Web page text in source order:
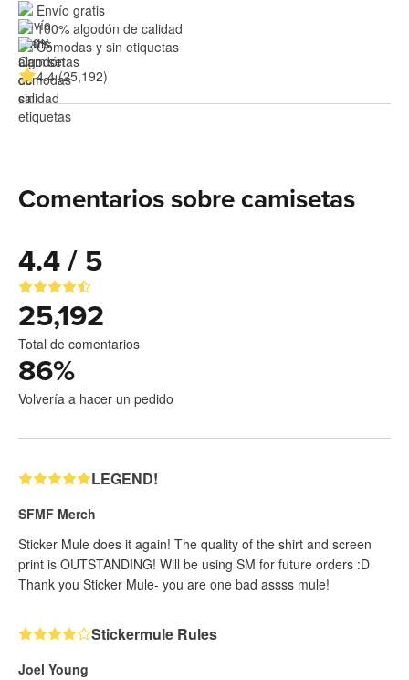
Envío gratis
100% algodón de calidad
Cómodas y sin etiquetas
4.4 (25,192)
Comentarios sobre camisetas
4.4 / 5
25,192
Total de comentarios
86%
Volvería a hacer un pedido
LEGEND!
SFMF Merch
Sticker Mule does it again! The quality of the shirt and screen
print is OUTSTANDING! Will be using SM for future orders :D
Thank you Sticker Mule- you are one bad assss mule!
Stickermule Rules
Joel Young